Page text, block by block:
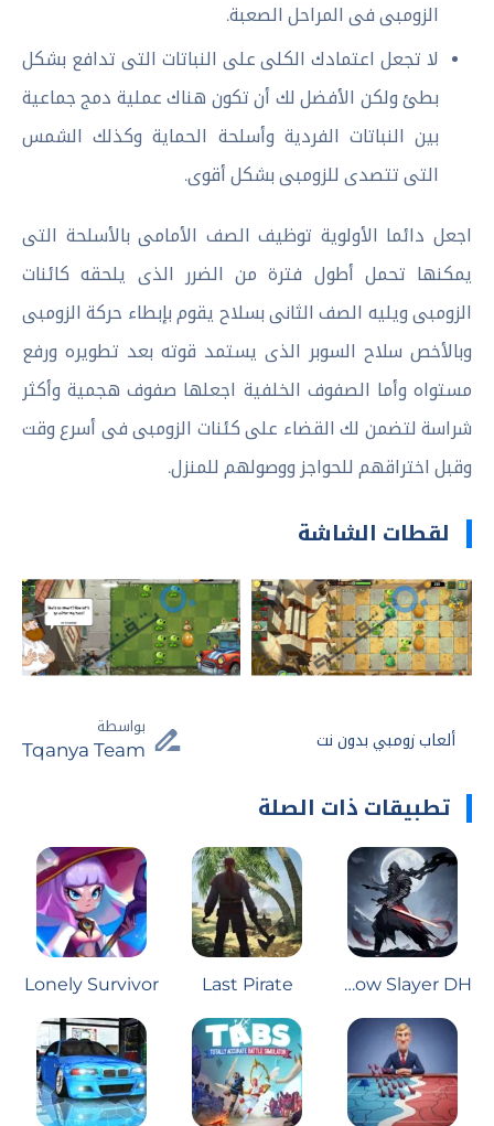
الزومبى فى المراحل الصعبة.
لا تجعل اعتمادك الكلى على النباتات التى تدافع بشكل
بطئ ولكن الأفضل لك أن تكون هناك عملية دمج جماعية
بين النباتات الفردية وأسلحة الحماية وكذلك الشمس
التى تتصدى للزومبى بشكل أقوى.
اجعل دائما الأولوية توظيف الصف الأمامى بالأسلحة التى
يمكنها تحمل أطول فترة من الضرر الذى يلحقه كائنات
الزومبى ويليه الصف الثانى بسلاح يقوم بإبطاء حركة الزومبى
وبالأخص سلاح السوبر الذى يستمد قوته بعد تطويره ورفع
مستواه وأما الصفوف الخلفية اجعلها صفوف هجمية وأكثر
شراسة لتضمن لك القضاء على كئنات الزومبى فى أسرع وقت
وقبل اختراقهم للحواجز ووصولهم للمنزل.
لقطات الشاشة
ألعاب زومبي بدون نت
بواسطة
Tqanya Team
تطبيقات ذات الصلة
Shadow Slayer DH
Last Pirate
Lonely Survivor